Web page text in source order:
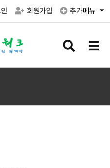
회원가입 추가메뉴
검
버
메
버